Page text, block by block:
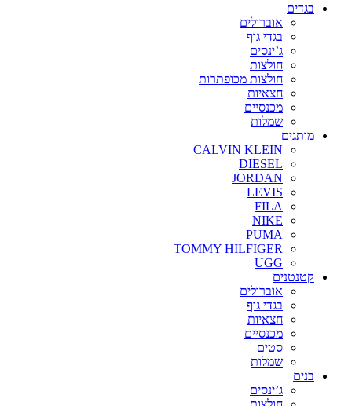
בגדים
אוברולים
בגדי גוף
ג’ינסים
חולצות
חולצות מכופתרות
חצאיות
מכנסיים
שמלות
מותגים
CALVIN KLEIN
DIESEL
JORDAN
LEVIS
FILA
NIKE
PUMA
TOMMY HILFIGER
UGG
קטנטנים
אוברולים
בגדי גוף
חצאיות
מכנסיים
סטים
שמלות
בנים
ג’ינסים